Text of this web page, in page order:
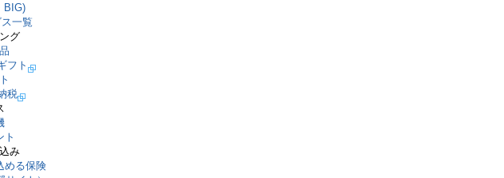
BIG)
一覧
グ
フト
税
ト
み
める保険